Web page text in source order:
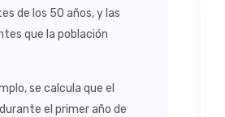
de los 50 años, y las
que la población
se calcula que el
el primer año de